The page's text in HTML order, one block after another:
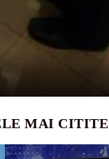
MAI CITITE